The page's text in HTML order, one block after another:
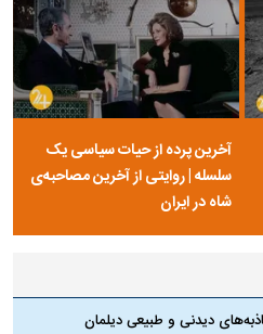
آخرین پرده از حیات سیاسی یک
سلسله | روایتی از آخرین مصاحبه‌ی
شاه در ایران
دیدنی و طبیعی دیلمان